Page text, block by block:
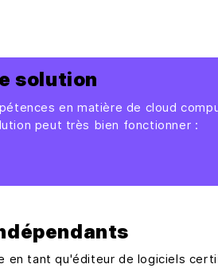
solution
en matière de cloud
peut très bien fonctionner :
en tant qu'éditeur de logiciels